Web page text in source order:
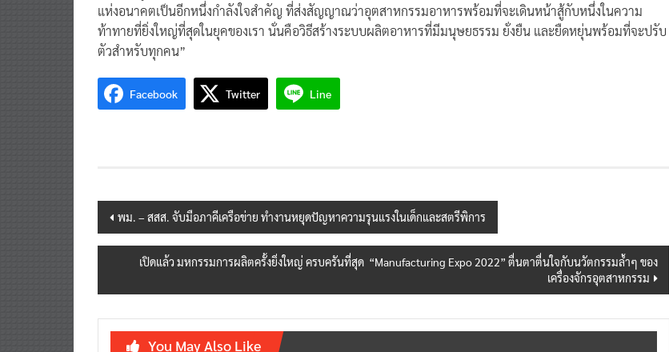
แห่งอนาคตเป็นอีกหนึ่งกำลังใจสำคัญ ที่ส่งสัญญาณว่าอุตสาหกรรมอาหารพร้อมที่จะเดินหน้าสู้กับหนึ่งในความ
ท้าทายที่ยิ่งใหญ่ที่สุดในยุคของเรา นั่นคือวิธีสร้างระบบผลิตอาหารที่มีมนุษยธรรม ยั่งยืน และยืดหยุ่นพร้อมที่จะปรับ
ตัวสำหรับทุกคน”
Facebook Twitter Line
Post
navigation
พม. – สสส. จับมือภาคีเครือข่าย ทำงานหยุดปัญหาความรุนแรงในเด็กและสตรีพิการ
เปิดแล้ว มหกรรมการผลิตครั้งยิ่งใหญ่ ครบครันที่สุด “Manufacturing Expo 2022” ตื่นตาตื่นใจกับนวัตกรรมล้ำๆ ของ
เครื่องจักรอุตสาหกรรม
You May Also Like